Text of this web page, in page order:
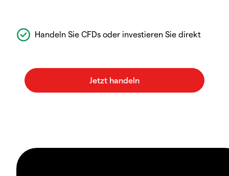
Handeln Sie CFDs oder investieren Sie direkt